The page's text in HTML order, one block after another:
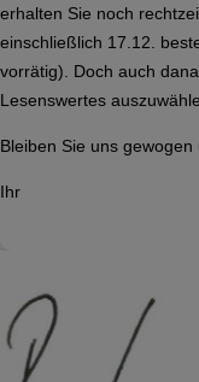
erhalten Sie noch
einschließlich 17.12.
vorrätig). Doch auch
Lesenswertes
Bleiben Sie uns
Ihr